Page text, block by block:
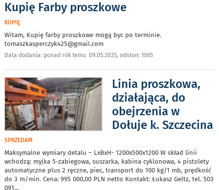
Kupię Farby proszkowe
KUPIĘ
Witam, Kupię farby proszkowe mogą byc po terminie.
tomaszkasperczyk425@gmail.com
Data dodania: ponad rok temu 09.05.2025, odsłon: 1065
Linia proszkowa,
działająca, do
obejrzenia w
Dołuje k. Szczecina
SPRZEDAM
Maksymalne wymiary detalu – LxBxH- 1200x500x1200 W skład linii
wchodzą: myjka 5-zabiegowa, suszarka, kabina cyklonowa, 4 pistolety
automatyczne plus 2 ręczne, piec, transport do 100 kg/1 mb, prędkość
do 3 m/min. Cena: 995 000,00 PLN netto Kontakt: Łukasz Geltz, tel. 503
091...